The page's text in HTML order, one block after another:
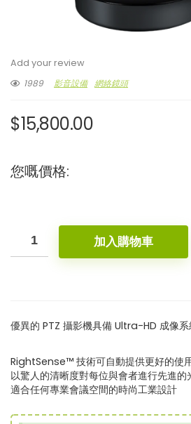
Add your review
1989
影音設備 網絡鏡頭
$15,800.00
您嘅價格:
加入購物車
優異的 PTZ 攝影機具備 Ultra-HD 成像
RightSense™ 技術可自動提供更好的使
以驚人的清晰度對每位與會者進行先進的
適合任何專業會議空間的時尚工業設計